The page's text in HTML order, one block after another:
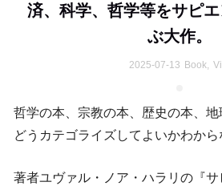
済、科学、哲学等をサピ
ぶ大作。
2025-07-13 Book,
哲学の本、宗教の本、歴史の本、
どうカテゴライズしてよいかわから
著者ユヴァル・ノア・ハラリの『